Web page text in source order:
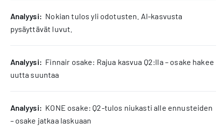
analyysi: Nokian tulos yli odotusten. AI-kasvusta
pysäyttävät luvut.
analyysi: Finnair osake: Rajua kasvua Q2:lla – osake hakee
uutta suuntaa
analyysi: KONE osake: Q2-tulos niukasti alle ennusteiden
– osake jatkaa laskuaan